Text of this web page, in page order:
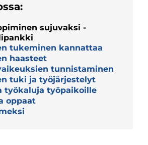
sujuvaksi -
tukeminen kannattaa
haasteet
tunnistaminen
tuki ja työjärjestelyt
työkaluja työpaikoille
oppaat